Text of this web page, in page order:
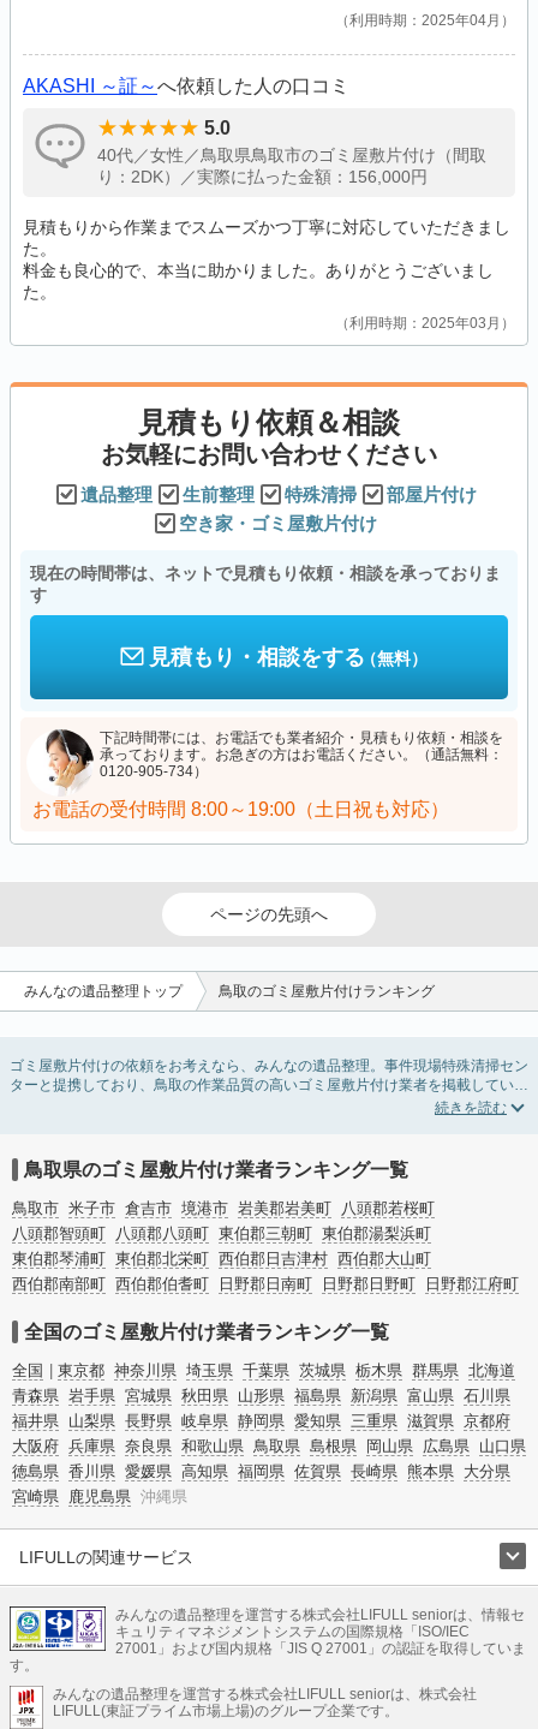
利用時期：2025年04月
AKASHI ～証～へ依頼した人の口コミ
5.0
40代／女性／鳥取県鳥取市のゴミ屋敷片付け（間取
り：2DK）／実際に払った金額：156,000円
見積もりから作業までスムーズかつ丁寧に対応していただきまし
た。
料金も良心的で、本当に助かりました。ありがとうございまし
た。
利用時期：2025年03月
見積もり依頼＆相談
お気軽にお問い合わせください
遺品整理 生前整理 特殊清掃
部屋片付け
空き家・ゴミ屋敷片付け
現在の時間帯は、ネットで見積もり依頼・相談を承っておりま
す
見積もり・相談をする（無料）
下記時間帯には、お電話でも業者紹介・見積もり依頼・相談を
承っております。お急ぎの方はお電話ください。（通話無料：
0120-905-734）
お電話の受付時間 8:00～19:00（土日祝も対応）
ページの先頭へ
みんなの遺品整理トップ 鳥取のゴミ屋敷片付けランキング
ゴミ屋敷片付けの依頼をお考えなら、みんなの遺品整理。事件現場特殊清掃セン
ターと提携しており、鳥取の作業品質の高いゴミ屋敷片付け業者を掲載していま
す。汚部屋の片付けに伴う不用品の処分・回収・引き取りから、外虫の発生や孤
してみましょう。ゴミ屋敷になってしまう方は高齢で体力的に掃除するのが難し
い、認知症やセルフネグレクトになってしまう、精神的なストレスなど様々な原
因があります。
またお役立ち情報も豊富なので、部屋を埋めつくす大量のゴミを自力で片付ける
方法についてもチェックしてみてください。
鳥取県のゴミ屋敷片付け業者ランキング一覧
鳥取市 米子市 倉吉市 境港市 岩美郡岩美町 八頭郡若桜町
八頭郡智頭町 八頭郡八頭町 東伯郡三朝町 東伯郡湯梨浜町
東伯郡琴浦町 東伯郡北栄町 西伯郡日吉津村 西伯郡大山町
西伯郡南部町 西伯郡伯耆町 日野郡日南町 日野郡日野町 日野郡江府町
全国のゴミ屋敷片付け業者ランキング一覧
全国 東京都 神奈川県 埼玉県 千葉県 茨城県 栃木県 群馬県 北海道
青森県 岩手県 宮城県 秋田県 山形県 福島県 新潟県 富山県 石川県
福井県 山梨県 長野県 岐阜県 静岡県 愛知県 三重県 滋賀県 京都府
大阪府 兵庫県 奈良県 和歌山県 鳥取県 島根県 岡山県 広島県 山口県
徳島県 香川県 愛媛県 高知県 福岡県 佐賀県 長崎県 熊本県 大分県
宮崎県 鹿児島県 沖縄県
LIFULLの関連サービス
不動産・住宅
引越し 老人ホーム 地方創生 ママの就労支援
不動産クラウドファンディング 遺品整理 老後の暮らし情報
LIFULL HOME'Sのサービス
みんなの遺品整理を運営する株式会社LIFULL seniorは、情報セ
キュリティマネジメントシステムの国際規格「ISO/IEC
27001」および国内規格「JIS Q 27001」の認証を取得していま
す。
みんなの遺品整理を運営する株式会社LIFULL seniorは、株式会社
LIFULL(東証プライム市場上場)のグループ企業です。